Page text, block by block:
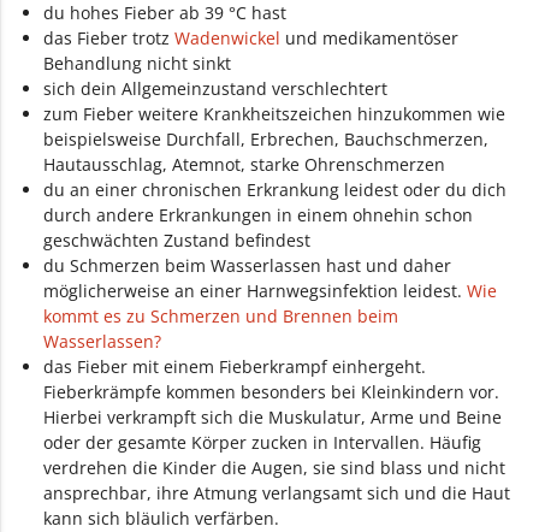
du hohes Fieber ab 39 °C hast
das Fieber trotzWadenwickel und medikamentöser
Behandlung nicht sinkt
sich dein Allgemeinzustand verschlechtert
zum Fieber weitere Krankheitszeichen hinzukommen wie
beispielsweise Durchfall, Erbrechen, Bauchschmerzen,
Hautausschlag, Atemnot, starke Ohrenschmerzen
du an einer chronischen Erkrankung leidest oder du dich
durch andere Erkrankungen in einem ohnehin schon
geschwächten Zustand befindest
du Schmerzen beim Wasserlassen hast und daher
möglicherweise an einer Harnwegsinfektion leidest.Wie
kommt es zu Schmerzen und Brennen beim
Wasserlassen?
das Fieber mit einem Fieberkrampf einhergeht.
Fieberkrämpfe kommen besonders bei Kleinkindern vor.
Hierbei verkrampft sich die Muskulatur, Arme und Beine
oder der gesamte Körper zucken in Intervallen. Häufig
verdrehen die Kinder die Augen, sie sind blass und nicht
ansprechbar, ihre Atmung verlangsamt sich und die Haut
kann sich bläulich verfärben.